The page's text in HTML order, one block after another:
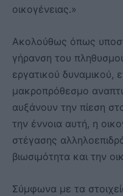
οικογένειας.»
Ακολούθως όπως
γήρανση του
εργατικού δυναμικού,
μακροπρόθεσμο
αυξάνουν την πίεση
την έννοια αυτή, η
στέγασης
βιωσιμότητα και την
Σύμφωνα με τα